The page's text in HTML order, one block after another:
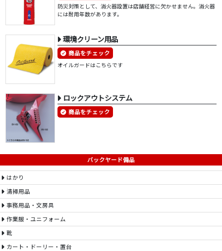
防災対策として、消火器設置は店舗経営に欠かせません。消火器
には耐用年数があります。
環境クリーン用品
商品をチェック
オイルガードはこちらです
ロックアウトシステム
商品をチェック
バックヤード備品
はかり
清掃用品
事務用品・文房具
作業服・ユニフォーム
靴
カート・ドーリー・置台